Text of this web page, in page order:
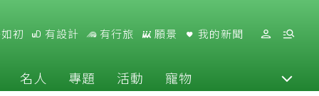
初 有設計 有行旅 願景 我的新聞
名人 專題 活動 寵物